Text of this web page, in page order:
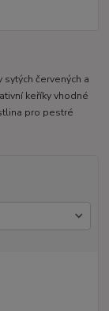
červených a
keříky vhodné
pro pestré